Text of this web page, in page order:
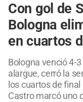
Con gol de
Bologna
en cuartos
Bologna venció 4-
alargue, cerró la
los cuartos de
Castro marcó uno